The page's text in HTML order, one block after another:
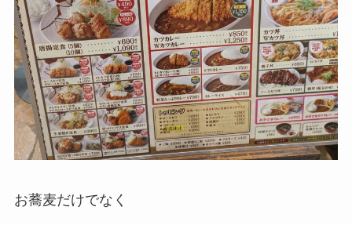
お蕎麦だけでなく